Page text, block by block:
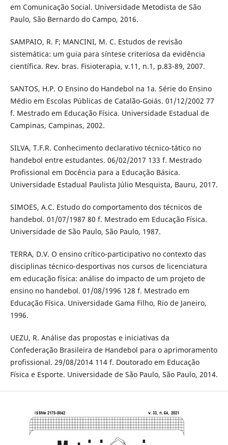
em Comunicação Social. Universidade Metodista de São
Paulo, São Bernardo do Campo, 2016.
SAMPAIO, R. F; MANCINI, M. C. Estudos de revisão
sistemática: um guia para síntese criteriosa da evidência
científica. Rev. bras. Fisioterapia, v.11, n.1, p.83-89, 2007.
SANTOS, H.P. O Ensino do Handebol na 1a. Série do Ensino
Médio em Escolas Públicas de Catalão-Goiás. 01/12/2002 77
f. Mestrado em Educação Física. Universidade Estadual de
Campinas, Campinas, 2002.
SILVA, T.F.R. Conhecimento declarativo técnico-tático no
handebol entre estudantes. 06/02/2017 133 f. Mestrado
Profissional em Docência para a Educação Básica.
Universidade Estadual Paulista Júlio Mesquista, Bauru, 2017.
SIMOES, A.C. Estudo do comportamento dos técnicos de
handebol. 01/07/1987 80 f. Mestrado em Educação Física.
Universidade de São Paulo, São Paulo, 1987.
TERRA, D.V. O ensino crítico-participativo no contexto das
disciplinas técnico-desportivas nos cursos de licenciatura
em educação física: análise do impacto de um projeto de
ensino no handebol. 01/08/1996 128 f. Mestrado em
Educação Física. Universidade Gama Filho, Rio de Janeiro,
1996.
UEZU, R. Análise das propostas e iniciativas da
Confederação Brasileira de Handebol para o aprimoramento
profissional. 29/08/2014 114 f. Doutorado em Educação
Física e Esporte. Universidade de São Paulo, São Paulo, 2014.